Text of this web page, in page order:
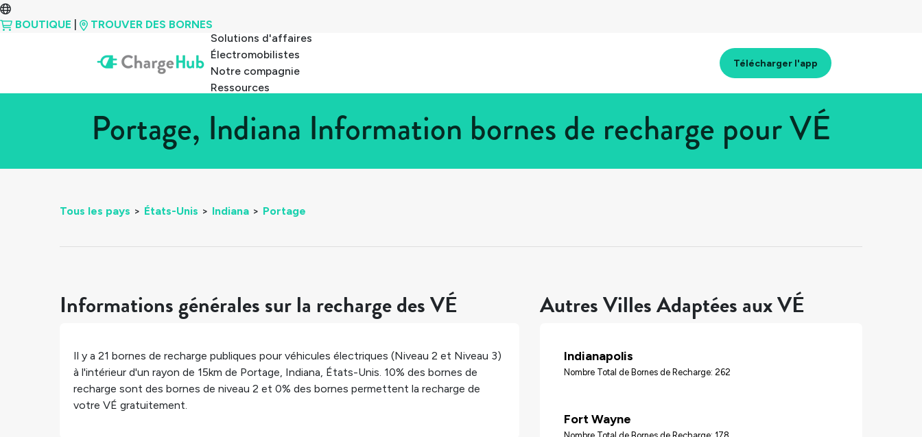
BOUTIQUE
TROUVER DES BORNES
Solutions d'affaires
Électromobilistes
Notre compagnie
Ressources
Télécharger l'app
Portage, Indiana Information bornes de recharge pour VÉ
Tous les pays > États-Unis > Indiana > Portage
Informations générales sur la recharge des VÉ
Il y a 21 bornes de recharge publiques pour véhicules électriques (Niveau 2 et Niveau 3)
à l'intérieur d'un rayon de 15km de Portage, Indiana, États-Unis. 10% des bornes de
recharge sont des bornes de niveau 2 et 0% des bornes permettent la recharge de
votre VÉ gratuitement.
Autres Villes Adaptées aux VÉ
Indianapolis
Nombre Total de Bornes de Recharge: 262
Fort Wayne